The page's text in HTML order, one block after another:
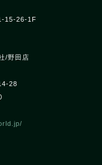
15-26-1F
/野田店
28